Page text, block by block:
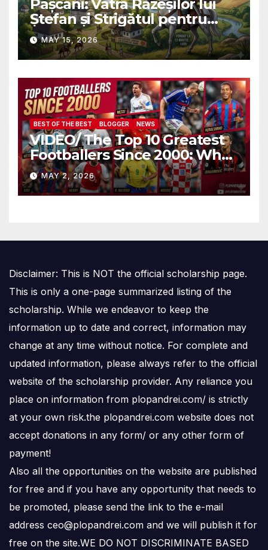
Pașcani: Vatra Răzeșilor lui
Ștefan și Strigătul pentru
Demnitate în Fața
Amalgamării
MAY 15, 2026
BEST OF THE BEST BLOGGER NEWS
VIDEO/ The Top 10 Greatest
Footballers Since 2000: Who
Is Number One
MAY 2, 2026
Disclaimer: This is NOT the official scholarship page.
This is only a one-page summarized listing of the
scholarship. While we endeavor to keep the
information up to date and correct, information may
change at any time without notice. For complete and
updated information, please always refer to the official
website of the scholarship provider. Any reliance you
place on information from plopandrei.com/ is strictly
at your own risk.the plopandrei.com website does not
accept donations in any form/ or any other form of
payment!
Also all the opportunities on the website are published
for free and if you have any opportunity that needs to
be promoted, please send the link to the e-mail
address ceo@plopandrei.com and we will publish it for
free on the site.WE DO NOT DISCRIMINATE BASED